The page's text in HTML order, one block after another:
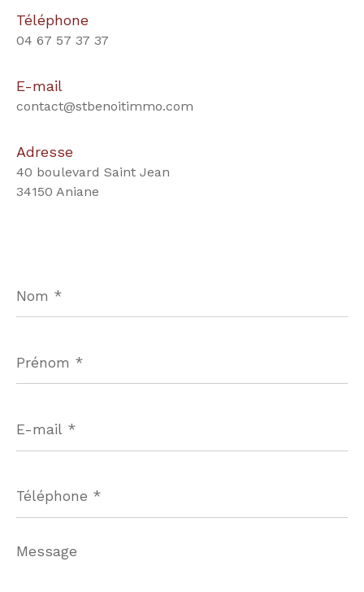
Téléphone
04 67 57 37 37
E-mail
contact@stbenoitimmo.com
Adresse
40 boulevard Saint Jean
34150 Aniane
*
*
mail
*
*
Message
*